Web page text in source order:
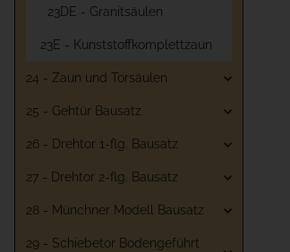
23DE - Granitsäulen
23E - Kunststoffkomplettzaun
24 - Zaun und Torsäulen
25 - Gehtür Bausatz
26 - Drehtor 1-flg. Bausatz
27 - Drehtor 2-flg. Bausatz
28 - Münchner Modell Bausatz
29 - Schiebetor Bodengeführt